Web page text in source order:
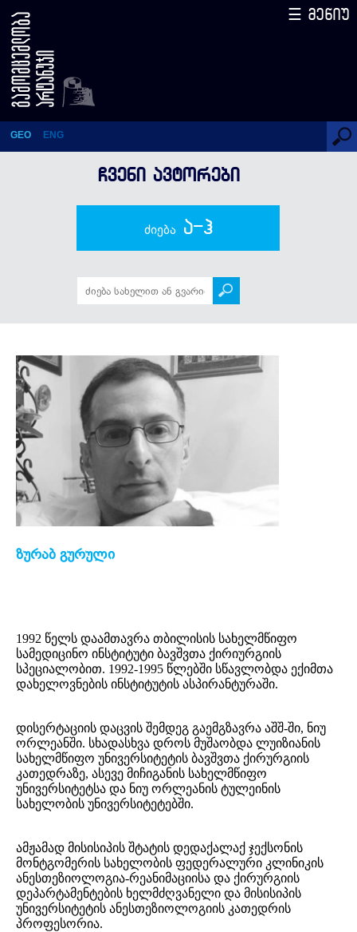
ზურაბ გურული
GEO ENG
☰ მენიუ
ᲩᲕᲔᲜᲘ ᲐᲕᲢᲝᲠᲔᲑᲘ
ძიება ა-ჰ
ზურაბ გურული
1992 წელს დაამთავრა თბილისის სახელმწიფო
სამედიცინო ინსტიტუტი ბავშვთა ქირიურგიის
სპეციალობით. 1992-1995 წლებში სწავლობდა ექიმთა
დახელოვნების ინსტიტუტის ასპირანტურაში.
დისერტაციის დაცვის შემდეგ გაემგზავრა აშშ-ში, ნიუ
ორლეანში. სხადასხვა დროს მუშაობდა ლუიზიანის
სახელმწიფო უნივერსიტეტის ბავშვთა ქირურგიის
კათედრაზე, ასევე მიჩიგანის სახელმწიფო
უნივერსიტეტსა და ნიუ ორლეანის ტულეინის
სახელობის უნივერსიტეტებში.
ამჟამად მისისიპის შტატის დედაქალაქ ჯექსონის
მონტგომერის სახელობის ფედერალური კლინიკის
ანესთეზიოლოგია-რეანიმაციისა და ქირურგიის
დეპარტამენტების ხელმძღვანელი და მისისიპის
უნივერსიტეტის ანესთეზიოლოგიის კათედრის
პროფესორია.